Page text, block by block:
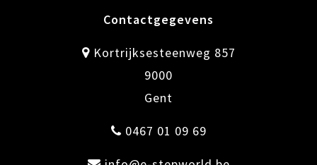
Contactgegevens
Kortrijksesteenweg 857
9000
Gent
0467 01 09 69